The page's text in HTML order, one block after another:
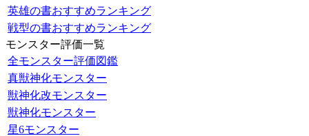
英雄の書おすすめランキング
戦型の書おすすめランキング
モンスター評価一覧
全モンスター評価図鑑
真獣神化モンスター
獣神化改モンスター
獣神化モンスター
星6モンスター